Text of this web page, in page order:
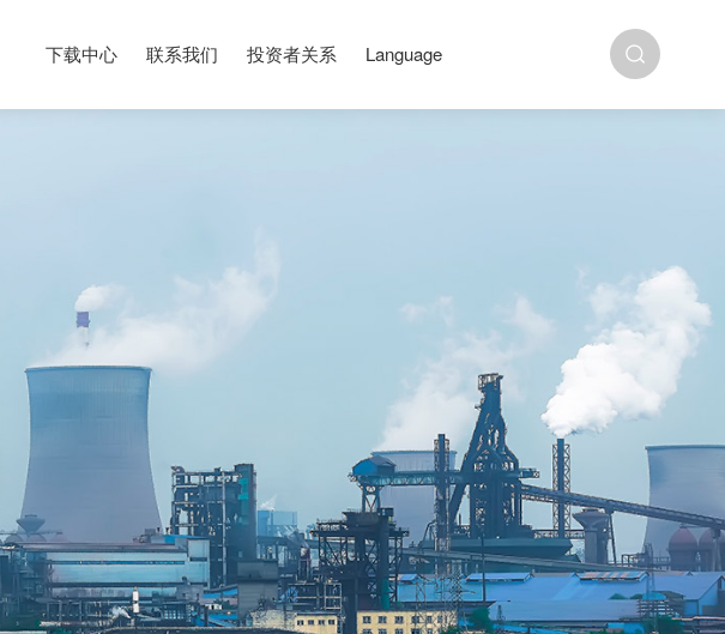
下载中心 联系我们 投资者关系 Language